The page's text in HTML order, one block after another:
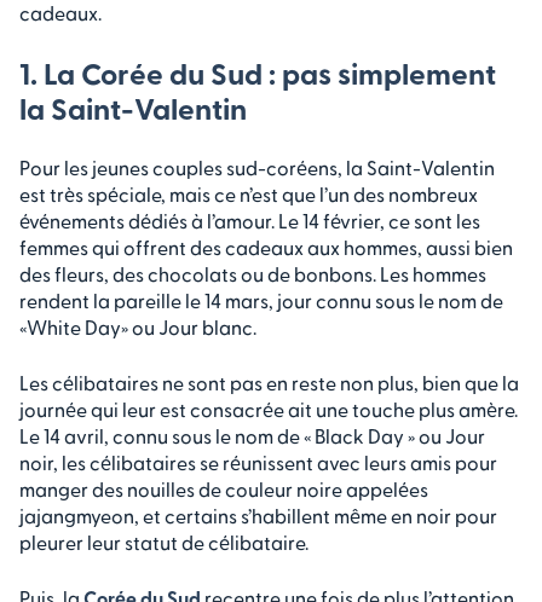
cadeaux.
1. La Corée du Sud : pas simplement
la Saint-Valentin
Pour les jeunes couples sud-coréens, la Saint-Valentin
est très spéciale, mais ce n’est que l’un des nombreux
événements dédiés à l’amour. Le 14 février, ce sont les
femmes qui offrent des cadeaux aux hommes, aussi bien
des fleurs, des chocolats ou de bonbons. Les hommes
rendent la pareille le 14 mars, jour connu sous le nom de
«White Day» ou Jour blanc.
Les célibataires ne sont pas en reste non plus, bien que la
journée qui leur est consacrée ait une touche plus amère.
Le 14 avril, connu sous le nom de « Black Day » ou Jour
noir, les célibataires se réunissent avec leurs amis pour
manger des nouilles de couleur noire appelées
jajangmyeon, et certains s’habillent même en noir pour
pleurer leur statut de célibataire.